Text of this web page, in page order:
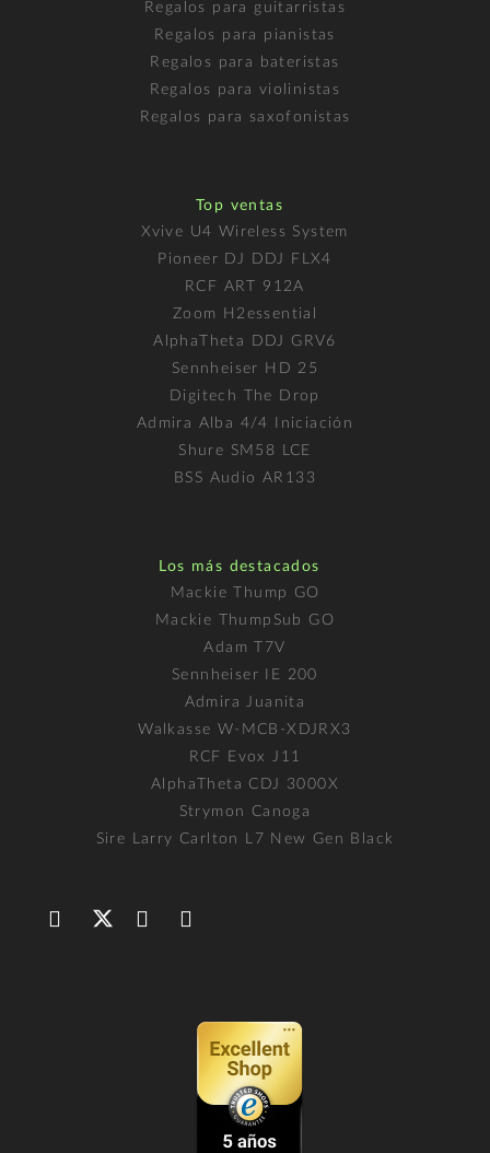
Regalos para guitarristas
Regalos para pianistas
Regalos para bateristas
Regalos para violinistas
Regalos para saxofonistas
Top ventas
Xvive U4 Wireless System
Pioneer DJ DDJ FLX4
RCF ART 912A
Zoom H2essential
AlphaTheta DDJ GRV6
Sennheiser HD 25
Digitech The Drop
Admira Alba 4/4 Iniciación
Shure SM58 LCE
BSS Audio AR133
Los más destacados
Mackie Thump GO
Mackie ThumpSub GO
Adam T7V
Sennheiser IE 200
Admira Juanita
Walkasse W-MCB-XDJRX3
RCF Evox J11
AlphaTheta CDJ 3000X
Strymon Canoga
Sire Larry Carlton L7 New Gen Black